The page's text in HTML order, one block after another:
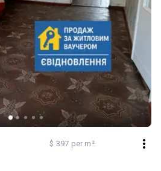
$ 397 per m²